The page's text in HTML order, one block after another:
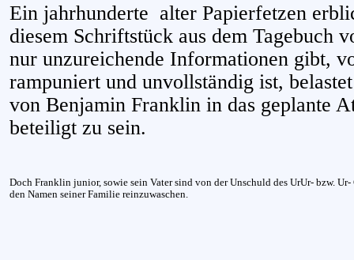
Ein jahrhunderte alter Papierfetzen
diesem Schriftstück aus dem Tagebuch
nur unzureichende Informationen gibt,
rampuniert und unvollständig ist,
von Benjamin Franklin in das geplante
beteiligt zu sein.
Doch Franklin junior, sowie sein Vater sind von der Unschuld des UrUr- bzw.
den Namen seiner Familie reinzuwaschen.